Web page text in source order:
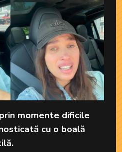
momente dificile
cu o boală